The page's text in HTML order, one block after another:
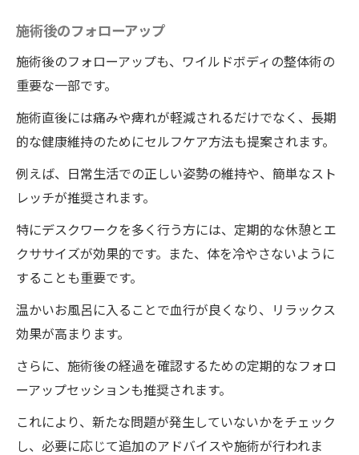
施術後のフォローアップ
施術後のフォローアップも、ワイルドボディの整体術の
重要な一部です。
施術直後には痛みや痺れが軽減されるだけでなく、長期
的な健康維持のためにセルフケア方法も提案されます。
例えば、日常生活での正しい姿勢の維持や、簡単なスト
レッチが推奨されます。
特にデスクワークを多く行う方には、定期的な休憩とエ
クササイズが効果的です。また、体を冷やさないように
することも重要です。
温かいお風呂に入ることで血行が良くなり、リラックス
効果が高まります。
さらに、施術後の経過を確認するための定期的なフォロ
ーアップセッションも推奨されます。
これにより、新たな問題が発生していないかをチェック
し、必要に応じて追加のアドバイスや施術が行われま